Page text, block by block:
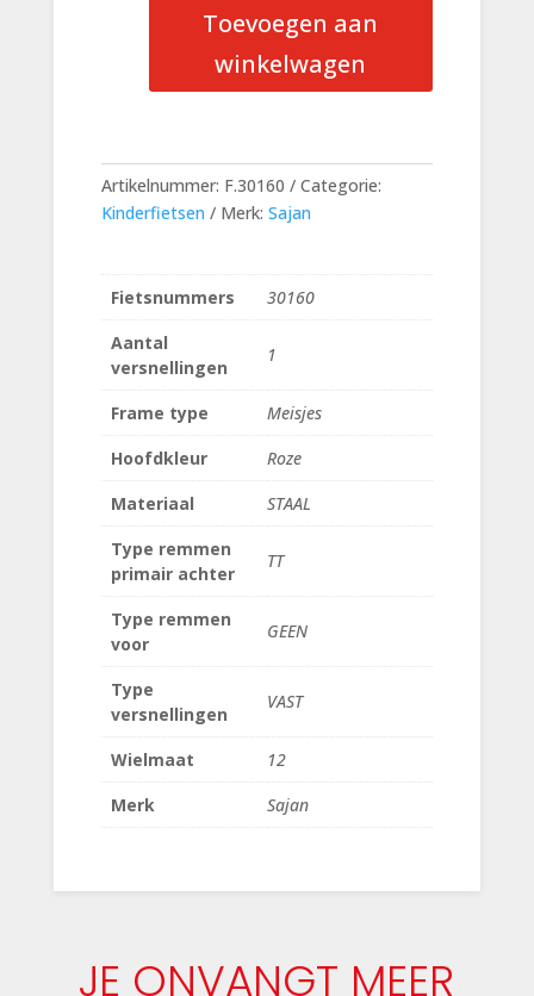
Toevoegen aan
winkelwagen
Artikelnummer: F.30160
Categorie:
Kinderfietsen
Merk: Sajan
Fietsnummers
30160
Aantal
versnellingen
1
Frame type
Meisjes
Hoofdkleur
Roze
Materiaal
STAAL
Type remmen
primair achter
TT
Type remmen
voor
GEEN
Type
versnellingen
VAST
Wielmaat
12
Merk
Sajan
JE ONVANGT MEER